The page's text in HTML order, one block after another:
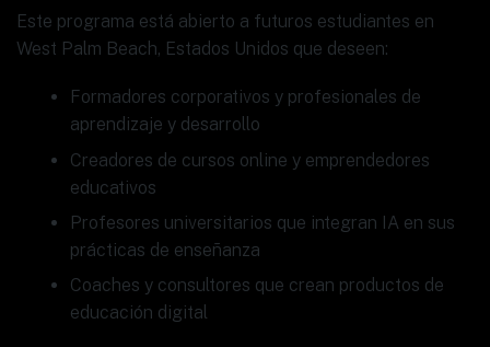
Este programa está abierto a futuros estudiantes en
West Palm Beach, Estados Unidos que deseen:
Formadores corporativos y profesionales de
aprendizaje y desarrollo
Creadores de cursos online y emprendedores
educativos
Profesores universitarios que integran IA en sus
prácticas de enseñanza
Coaches y consultores que crean productos de
educación digital